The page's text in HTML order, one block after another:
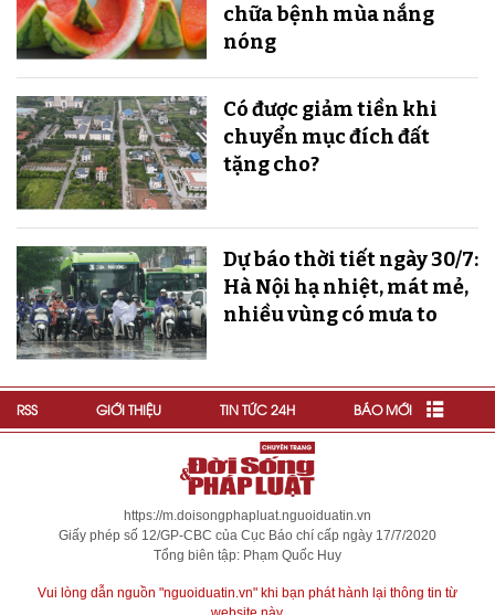
chữa bệnh mùa nắng
nóng
Có được giảm tiền khi
chuyển mục đích đất
tặng cho?
Dự báo thời tiết ngày 30/7:
Hà Nội hạ nhiệt, mát mẻ,
nhiều vùng có mưa to
RSS GIỚI THIỆU TIN TỨC 24H BÁO MỚI
https://m.doisongphapluat.nguoiduatin.vn
Giấy phép số 12/GP-CBC của Cục Báo chí cấp ngày 17/7/2020
Tổng biên tập: Phạm Quốc Huy
Vui lòng dẫn nguồn "nguoiduatin.vn" khi bạn phát hành lại thông tin từ